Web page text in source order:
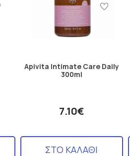
Apivita Intimate Care Daily
300ml
7.10€
ΣΤΟ ΚΑΛΑΘΙ